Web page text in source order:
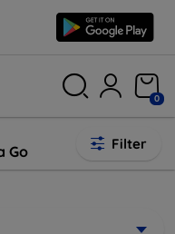
0
Go
Filter